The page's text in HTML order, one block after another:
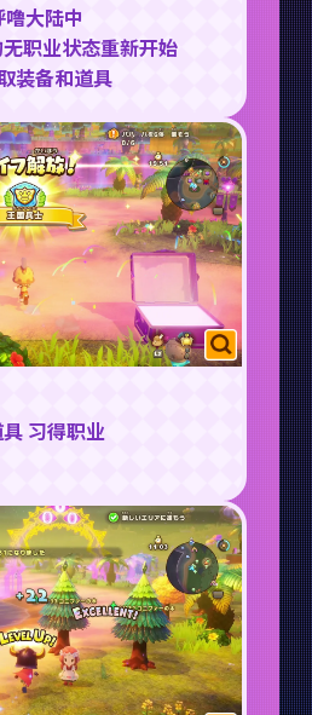
大陆中
职业状态重新开始
装备和道具
习得职业